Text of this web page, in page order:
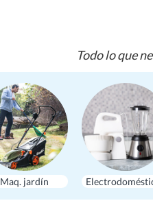
Todo lo que
Maq. jardín